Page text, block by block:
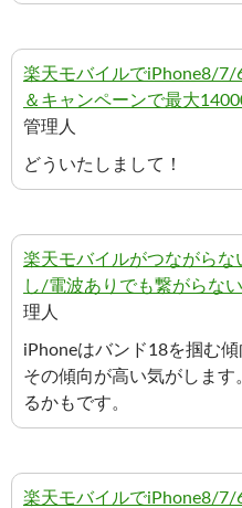
楽天モバイルでiPhone8/7/
＆キャンペーンで最大
管理人
どういたしまして！
楽天モバイルがつながら
し/電波ありでも繋がらな
理人
iPhoneはバンド18を掴む
その傾向が高い気がしま
るかもです。
楽天モバイルでiPhone8/7/